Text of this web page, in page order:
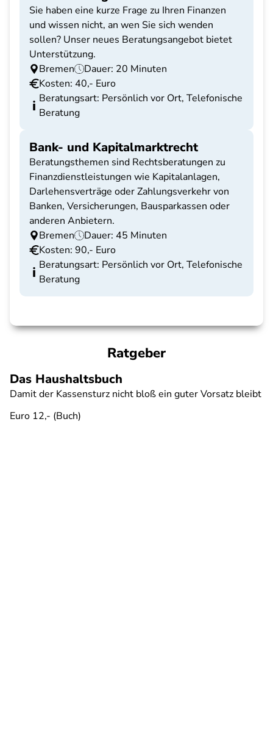
Sie haben eine kurze Frage zu Ihren Finanzen
und wissen nicht, an wen Sie sich wenden
sollen? Unser neues Beratungsangebot bietet
Unterstützung.
Bremen
Dauer: 20 Minuten
Kosten: 40,- Euro
Beratungsart: Persönlich vor Ort, Telefonische
Beratung
Bank- und Kapitalmarktrecht
Beratungsthemen sind Rechtsberatungen zu
Finanzdienstleistungen wie Kapitalanlagen,
Darlehensverträge oder Zahlungsverkehr von
Banken, Versicherungen, Bausparkassen oder
anderen Anbietern.
Bremen
Dauer: 45 Minuten
Kosten: 90,- Euro
Beratungsart: Persönlich vor Ort, Telefonische
Beratung
Ratgeber
Das Haushaltsbuch
Damit der Kassensturz nicht bloß ein guter Vorsatz bleibt
Euro 12,- (Buch)